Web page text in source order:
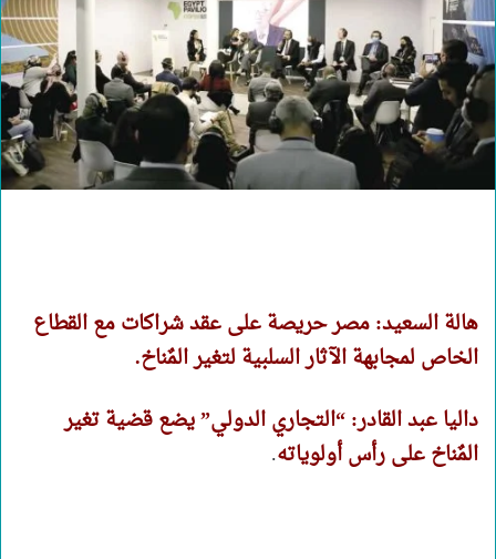
هالة السعيد: مصر حريصة على عقد شراكات مع القطاع
الخاص لمجابهة الآثار السلبية لتغير المٌناخ.
داليا عبد القادر: “التجاري الدولي” يضع قضية تغير
المٌناخ على رأس أولوياته.